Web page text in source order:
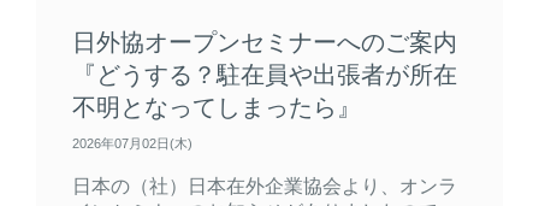
日外協オープンセミナーへのご案内
『どうする？駐在員や出張者が所在
不明となってしまったら』
2026年07月02日(木)
日本の（社）日本在外企業協会より、オンラ